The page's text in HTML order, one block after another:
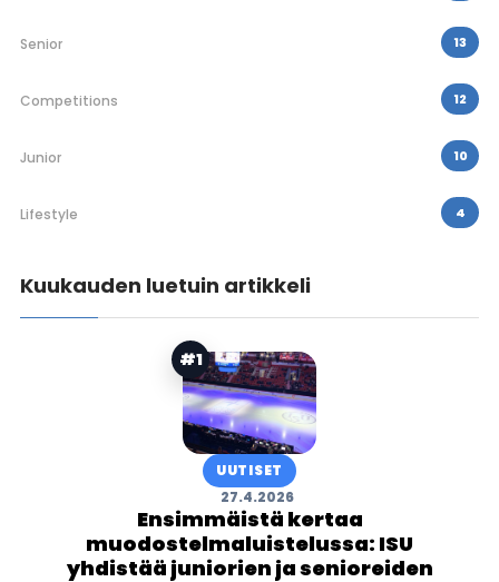
Senior 13
Competitions 12
Junior 10
Lifestyle 4
Kuukauden luetuin artikkeli
#1
UUTISET
27.4.2026
Ensimmäistä kertaa
muodostelmaluistelussa: ISU
yhdistää juniorien ja senioreiden